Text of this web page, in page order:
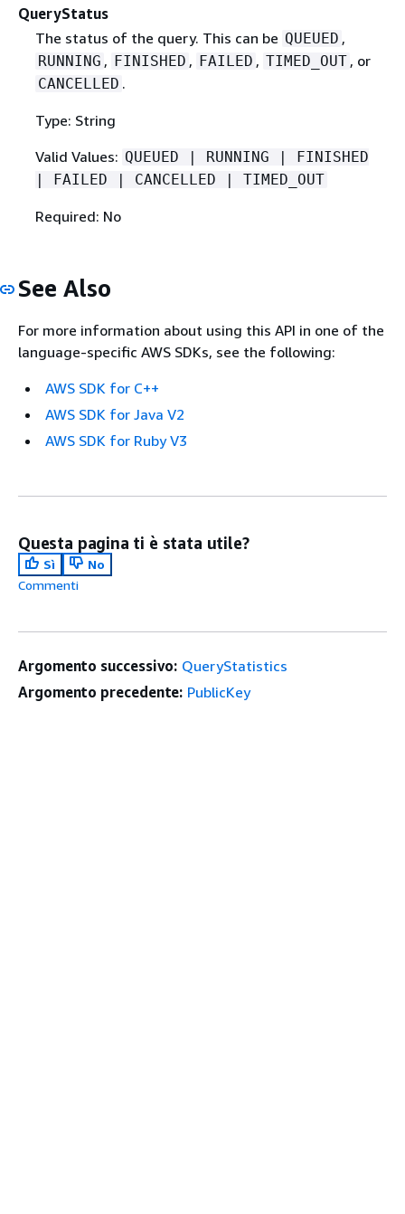
QueryStatus
The status of the query. This can be QUEUED ,
RUNNING , FINISHED , FAILED , TIMED_OUT , or
CANCELLED .
Type: String
Valid Values: QUEUED | RUNNING | FINISHED
| FAILED | CANCELLED | TIMED_OUT
Required: No
See Also
For more information about using this API in one of the
language-specific AWS SDKs, see the following:
AWS SDK for C++
AWS SDK for Java V2
AWS SDK for Ruby V3
Questa pagina ti è stata utile?
Sì
No
Commenti
Argomento successivo: QueryStatistics
Argomento precedente: PublicKey